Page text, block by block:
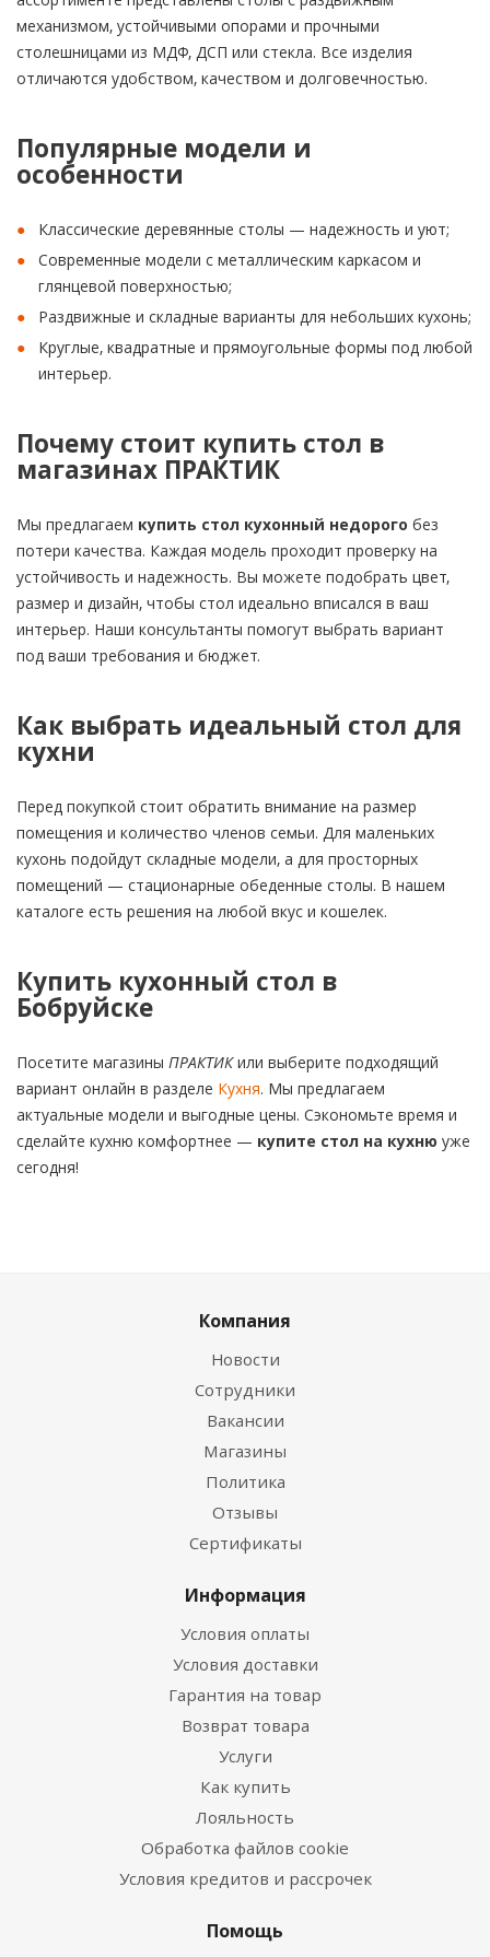
механизмом, устойчивыми опорами и прочными
столешницами из МДФ, ДСП или стекла. Все изделия
отличаются удобством, качеством и долговечностью.
Популярные модели и
особенности
Классические деревянные столы — надежность и уют;
Современные модели с металлическим каркасом и
глянцевой поверхностью;
Раздвижные и складные варианты для небольших кухонь;
Круглые, квадратные и прямоугольные формы под любой
интерьер.
Почему стоит купить стол в
магазинах ПРАКТИК
Мы предлагаем купить стол кухонный недорого без
потери качества. Каждая модель проходит проверку на
устойчивость и надежность. Вы можете подобрать цвет,
размер и дизайн, чтобы стол идеально вписался в ваш
интерьер. Наши консультанты помогут выбрать вариант
под ваши требования и бюджет.
Как выбрать идеальный стол для
кухни
Перед покупкой стоит обратить внимание на размер
помещения и количество членов семьи. Для маленьких
кухонь подойдут складные модели, а для просторных
помещений — стационарные обеденные столы. В нашем
каталоге есть решения на любой вкус и кошелек.
Купить кухонный стол в
Бобруйске
Посетите магазины ПРАКТИКили выберите подходящий
вариант онлайн в разделе Кухня. Мы предлагаем
актуальные модели и выгодные цены. Сэкономьте время и
сделайте кухню комфортнее — купите стол на кухню уже
сегодня!
Компания
Новости
Сотрудники
Вакансии
Магазины
Политика
Отзывы
Сертификаты
Информация
Условия оплаты
Условия доставки
Гарантия на товар
Возврат товара
Услуги
Как купить
Лояльность
Обработка файлов cookie
Условия кредитов и рассрочек
Помощь